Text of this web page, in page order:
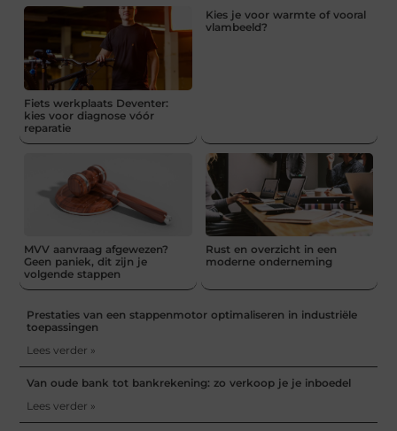
Fiets werkplaats Deventer:
kies voor diagnose vóór
reparatie
Kies je voor warmte of vooral
vlambeeld?
MVV aanvraag afgewezen?
Geen paniek, dit zijn je
volgende stappen
Rust en overzicht in een
moderne onderneming
Prestaties van een stappenmotor optimaliseren in industriële
toepassingen
Lees verder »
Van oude bank tot bankrekening: zo verkoop je je inboedel
Lees verder »